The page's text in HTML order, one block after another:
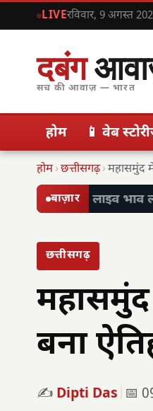
LIVEरविवार, 9 अगस्त
दबंग
सच की आवाज़ — भारत
होम 📱 वेब
होम›छत्तीसगढ़›
बाज़ार लाइव भाव
छत्तीसगढ़
महासमुंद
बना
✍️ Dipti Das 📅